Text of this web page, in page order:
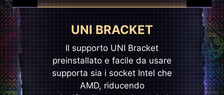
UNI BRACKET
Il supporto UNI Bracket
preinstallato e facile da usare
supporta sia i socket Intel che
AMD, riducendo
EZ CONNECT
Le ventole preinstallate utilizzano
connettori a catena nascosti per
tenere i cavi fuori dalla vista,
creando una configurazione pulita
EZ CONN-DESIGN
L’esclusivo header JAF_1 di MSI
apre nuove possibilità per gli
appassionati di DIY. L’header
dedicato JAF_1 può essere